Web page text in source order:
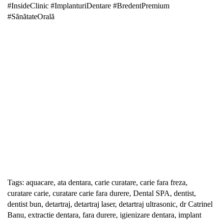
#InsideClinic #ImplanturiDentare #BredentPremium
#SănătateOrală
Tags: aquacare, ata dentara, carie curatare, carie fara freza,
curatare carie, curatare carie fara durere, Dental SPA, dentist,
dentist bun, detartraj, detartraj laser, detartraj ultrasonic, dr Catrinel
Banu, extractie dentara, fara durere, igienizare dentara, implant